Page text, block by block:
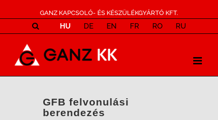
GANZ KAPCSOLÓ- ÉS KÉSZÜLÉKGYÁRTÓ KFT.
HU DE EN FR RO RU
GFB felvonulási
berendezés